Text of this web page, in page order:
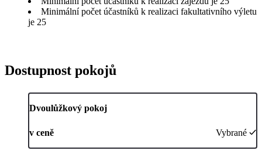
Minimální počet účastníků k realizaci fakultativního výletu
je 25
Dostupnost pokojů
Dvoulůžkový pokoj
v ceně Vybrané